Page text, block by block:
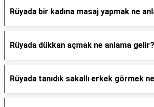
Rüyada bir kadına masaj yapmak ne
Rüyada dükkan açmak ne anlama gelir?
Rüyada tanıdık sakallı erkek görmek